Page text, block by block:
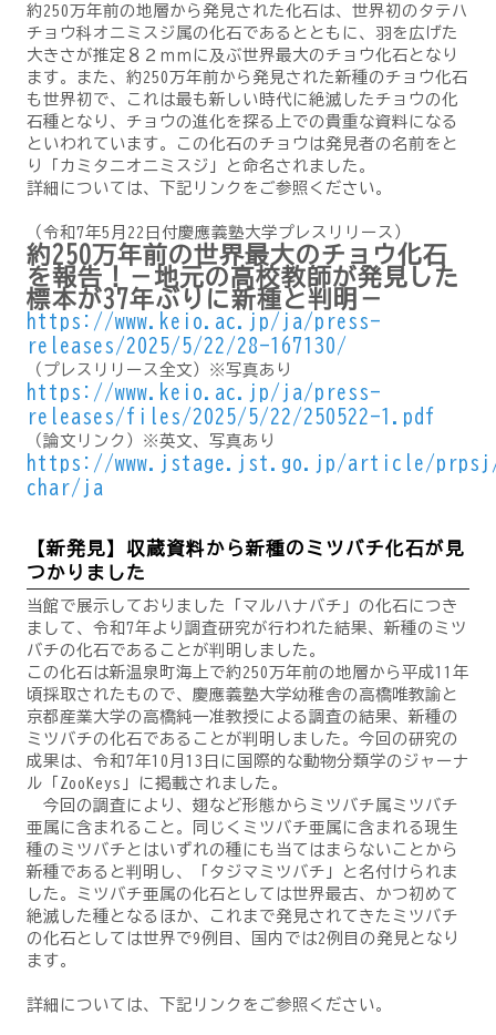
約250万年前の地層から発見された化石は、世界初のタテハ
チョウ科オニミスジ属の化石であるとともに、羽を広げた
大きさが推定８２ｍｍに及ぶ世界最大のチョウ化石となり
ます。また、約250万年前から発見された新種のチョウ化石
も世界初で、これは最も新しい時代に絶滅したチョウの化
石種となり、チョウの進化を探る上での貴重な資料になる
といわれています。この化石のチョウは発見者の名前をと
り「カミタニオニミスジ」と命名されました。
詳細については、下記リンクをご参照ください。
（令和7年5月22日付慶應義塾大学プレスリリース）
約250万年前の世界最大のチョウ化石
を報告！－地元の高校教師が発見した
標本が37年ぶりに新種と判明－
https://www.keio.ac.jp/ja/press-
releases/2025/5/22/28-167130/
（プレスリリース全文）※写真あり
https://www.keio.ac.jp/ja/press-
releases/files/2025/5/22/250522-1.pdf
（論文リンク）※英文、写真あり
https://www.jstage.jst.go.jp/article/prpsj/
char/ja
【新発見】収蔵資料から新種のミツバチ化石が見
つかりました
当館で展示しておりました「マルハナバチ」の化石につき
まして、令和7年より調査研究が行われた結果、新種のミツ
バチの化石であることが判明しました。
この化石は新温泉町海上で約250万年前の地層から平成11年
頃採取されたもので、慶應義塾大学幼稚舎の高橋唯教諭と
京都産業大学の高橋純一准教授による調査の結果、新種の
ミツバチの化石であることが判明しました。今回の研究の
成果は、令和7年10月13日に国際的な動物分類学のジャーナ
ル「ZooKeys」に掲載されました。
今回の調査により、翅など形態からミツバチ属ミツバチ
亜属に含まれること。同じくミツバチ亜属に含まれる現生
種のミツバチとはいずれの種にも当てはまらないことから
新種であると判明し、「タジマミツバチ」と名付けられま
した。ミツバチ亜属の化石としては世界最古、かつ初めて
絶滅した種となるほか、これまで発見されてきたミツバチ
の化石としては世界で9例目、国内では2例目の発見となり
ます。
詳細については、下記リンクをご参照ください。